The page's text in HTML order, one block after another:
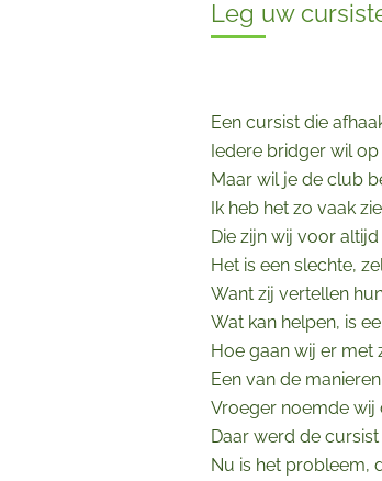
Leg uw
Een cursist die
Iedere bridger wil
Maar wil je de club
Ik heb het zo vaak
Die zijn wij voor
Het is een slechte,
Want zij vertellen
Wat kan helpen, is
Hoe gaan wij er met
Een van de
Vroeger noemde wij
Daar werd de
Nu is het probleem,